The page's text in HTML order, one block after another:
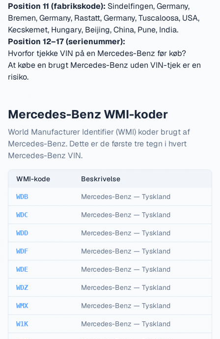
Position 11 (fabrikskode): Sindelfingen, Germany,
Bremen, Germany, Rastatt, Germany, Tuscaloosa, USA,
Kecskemet, Hungary, Beijing, China, Pune, India.
Position 12–17 (serienummer):
Hvorfor tjekke VIN på en Mercedes-Benz før køb?
At købe en brugt Mercedes-Benz uden VIN-tjek er en
risiko.
Mercedes-Benz WMI-koder
World Manufacturer Identifier (WMI) koder brugt af
Mercedes-Benz. Dette er de første tre tegn i hvert
Mercedes-Benz VIN.
WMI-kode Beskrivelse
WDB Mercedes-Benz — Tyskland
WDC Mercedes-Benz — Tyskland
WDD Mercedes-Benz — Tyskland
WDF Mercedes-Benz — Tyskland
WDE Mercedes-Benz — Tyskland
WDZ Mercedes-Benz — Tyskland
WMX Mercedes-Benz — Tyskland
W1K Mercedes-Benz — Tyskland